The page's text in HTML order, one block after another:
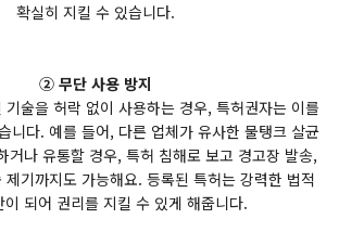
확실히 지킬 수 있습니다.
② 무단 사용 방지
술을 허락 없이 사용하는 경우, 특허권자는 이를
니다. 예를 들어, 다른 업체가 유사한 물탱크 살균
거나 유통할 경우, 특허 침해로 보고 경고장 발송,
기까지도 가능해요. 등록된 특허는 강력한 법적
이 되어 권리를 지킬 수 있게 해줍니다.